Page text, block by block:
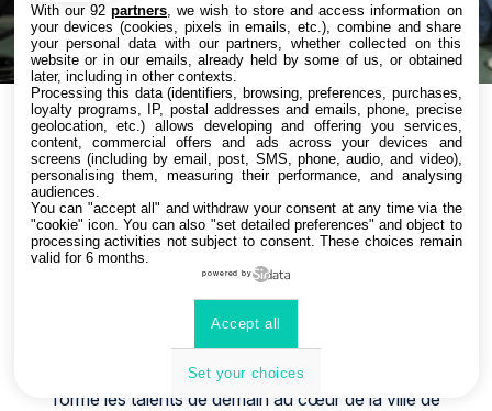
action au profit du Secours
populaire.
Bienvenue chez vous !
Plongez au cœur de la création ! e-artsup, meilleure
école de Motion Design d’Europe et classée
parmi les meilleures mondiales (Classement The
Rookies 2025) en Direction Artistique, Animation et
Jeux Vidéo.
Véritable tremplin vers des carrières créatives, l’école
forme les talents de demain au cœur de la ville de
With our 92partners , we wish to store and access information on
your devices (cookies, pixels in emails, etc.), combine and share
your personal data with our partners, whether collected on this
website or in our emails, already held by some of us, or obtained
later, including in other contexts.
Processing this data (identifiers, browsing, preferences, purchases,
loyalty programs, IP, postal addresses and emails, phone, precise
geolocation, etc.) allows developing and offering you services,
content, commercial offers and ads across your devices and
screens (including by email, post, SMS, phone, audio, and video),
personalising them, measuring their performance, and analysing
audiences.
You can "accept all" and withdraw your consent at any time via the
"cookie" icon. You can also "set detailed preferences" and object to
processing activities not subject to consent. These choices remain
valid for 6 months.
powered by
Set your choices
Accept all